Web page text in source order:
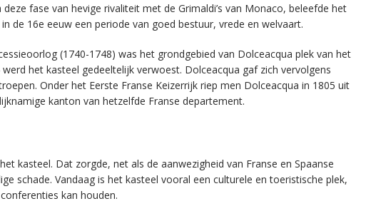
fase van hevige rivaliteit met de Grimaldi’s van Monaco, beleefde het
de 16e eeuw een periode van goed bestuur, vrede en welvaart.
(1740-1748) was het grondgebied van Dolceacqua plek van het
het kasteel gedeeltelijk verwoest. Dolceacqua gaf zich vervolgens
Onder het Eerste Franse Keizerrijk riep men Dolceacqua in 1805 uit
kanton van hetzelfde Franse departement.
kasteel. Dat zorgde, net als de aanwezigheid van Franse en Spaanse
schade. Vandaag is het kasteel vooral een culturele en toeristische plek,
kan houden.